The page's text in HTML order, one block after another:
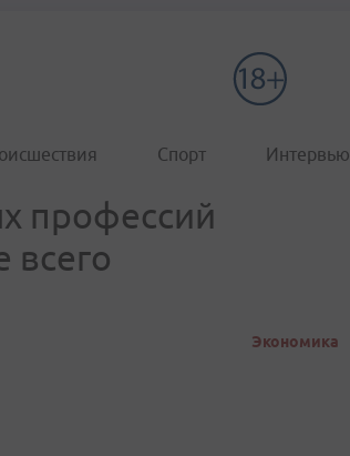
Спорт Интервью
профессий
всего
Экономика